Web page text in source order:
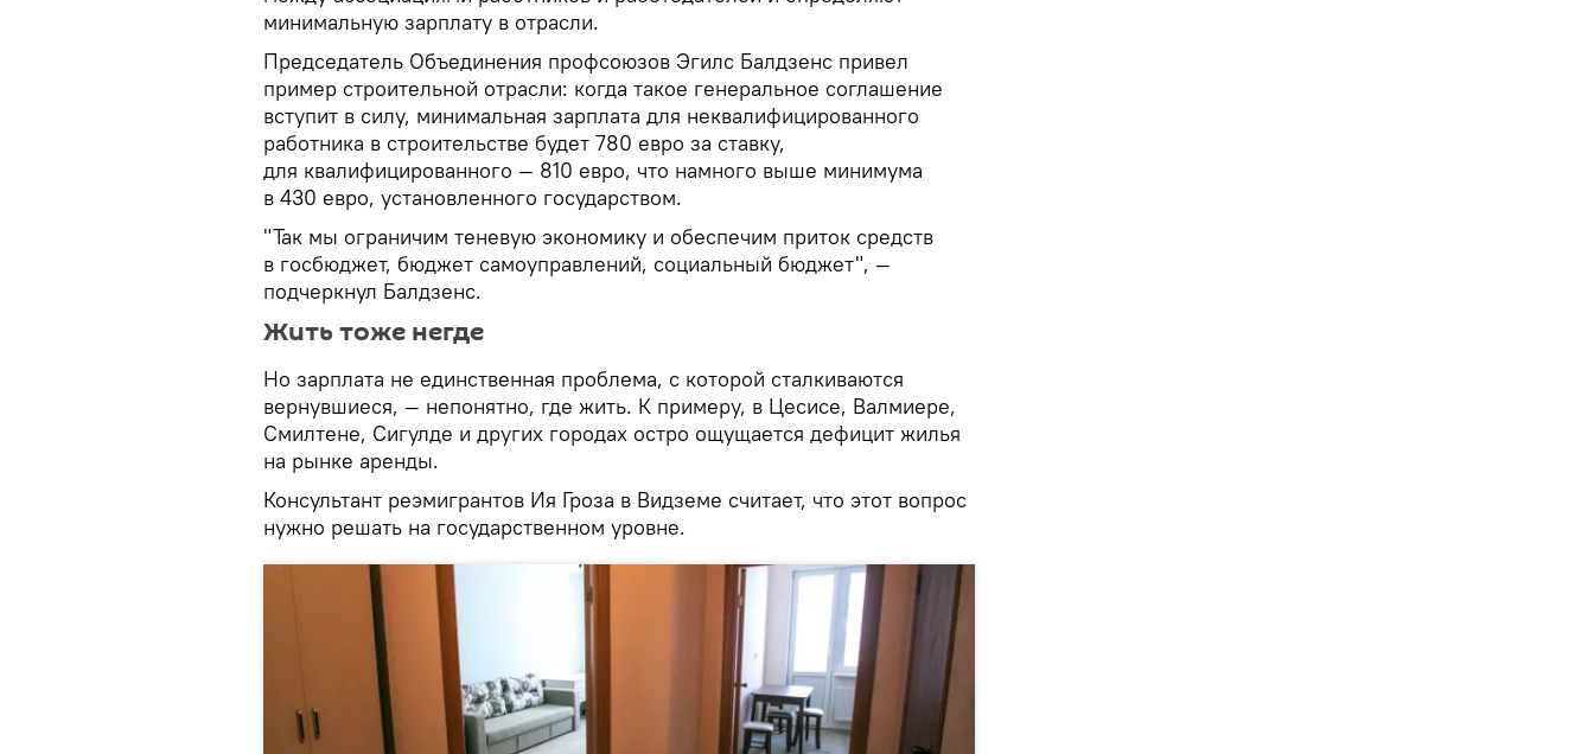
минимальную зарплату в отрасли.
Председатель Объединения профсоюзов Эгилс Балдзенс привел
пример строительной отрасли: когда такое генеральное соглашение
вступит в силу, минимальная зарплата для неквалифицированного
работника в строительстве будет 780 евро за ставку,
для квалифицированного — 810 евро, что намного выше минимума
в 430 евро, установленного государством.
"Так мы ограничим теневую экономику и обеспечим приток средств
в госбюджет, бюджет самоуправлений, социальный бюджет", —
подчеркнул Балдзенс.
Жить тоже негде
Но зарплата не единственная проблема, с которой сталкиваются
вернувшиеся, — непонятно, где жить. К примеру, в Цесисе, Валмиере,
Смилтене, Сигулде и других городах остро ощущается дефицит жилья
на рынке аренды.
Консультант реэмигрантов Ия Гроза в Видземе считает, что этот вопрос
нужно решать на государственном уровне.